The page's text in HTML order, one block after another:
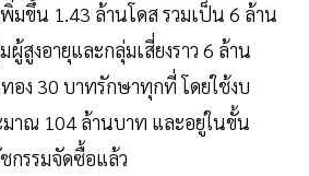
มขึ้น 1.43 ล้านโดส รวมเป็น 6 ล้าน
สูงอายุและกลุ่มเสี่ยงราว 6 ล้าน
ง 30 บาทรักษาทุกที่ โดยใช้งบ
าณ 104 ล้านบาท และอยู่ในขั้น
กรรมจัดซื้อแล้ว